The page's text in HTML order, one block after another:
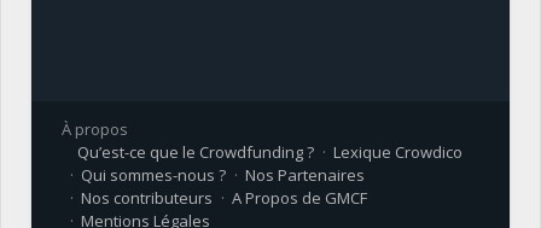
À propos
Qu’est-ce que le Crowdfunding ?
Lexique Crowdico
Qui sommes-nous ?
Nos Partenaires
Nos contributeurs
A Propos de GMCF
Mentions Légales